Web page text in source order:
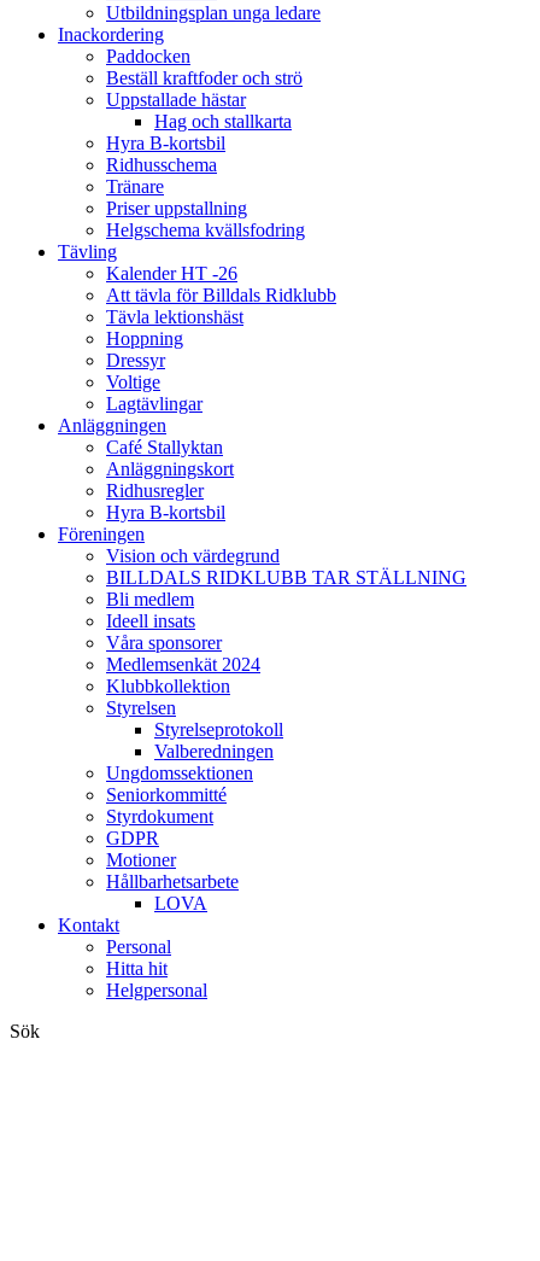
Utbildningsplan unga ledare
Inackordering
Paddocken
Beställ kraftfoder och strö
Uppstallade hästar
Hag och stallkarta
Hyra B-kortsbil
Ridhusschema
Tränare
Priser uppstallning
Helgschema kvällsfodring
Tävling
Kalender HT -26
Att tävla för Billdals Ridklubb
Tävla lektionshäst
Hoppning
Dressyr
Voltige
Lagtävlingar
Anläggningen
Café Stallyktan
Anläggningskort
Ridhusregler
Hyra B-kortsbil
Föreningen
Vision och värdegrund
BILLDALS RIDKLUBB TAR STÄLLNING
Bli medlem
Ideell insats
Våra sponsorer
Medlemsenkät 2024
Klubbkollektion
Styrelsen
Styrelseprotokoll
Valberedningen
Ungdomssektionen
Seniorkommitté
Styrdokument
GDPR
Motioner
Hållbarhetsarbete
LOVA
Kontakt
Personal
Hitta hit
Helgpersonal
Sök